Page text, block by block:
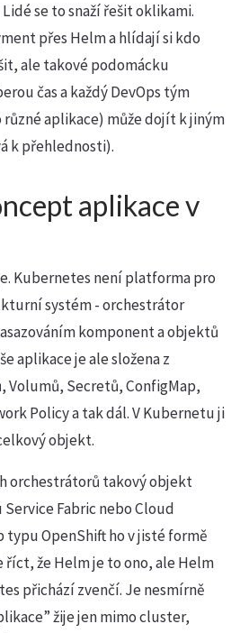
se to snaží řešit oklikami.
přes Helm a hlídají si kdo
ale takové podomácku
čas a každý DevOps tým
aplikace) může dojít k jiným
k přehlednosti).
aplikace v
Kubernetes není platforma pro
systém - orchestrátor
komponent a objektů
aplikace je ale složena z
Volumů, Secretů, ConfigMap,
Policy a tak dál. V Kubernetu ji
objekt.
orchestrátorů takový objekt
Fabric nebo Cloud
typu OpenShift ho v jisté formě
říct, že Helm je to ono, ale Helm
přichází zvenčí. Je nesmírně
žije jen mimo cluster,